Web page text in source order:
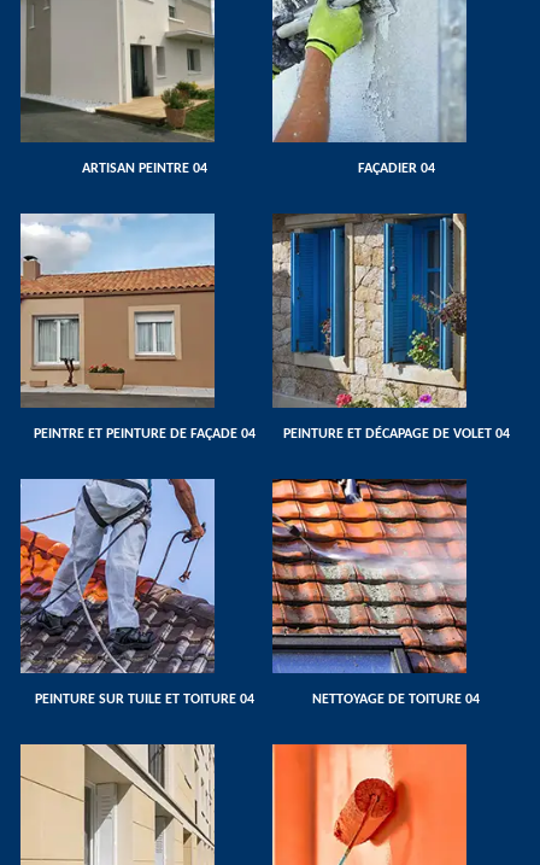
ARTISAN PEINTRE 04 FAÇADIER 04
PEINTRE ET PEINTURE DE FAÇADE 04 PEINTURE ET DÉCAPAGE DE VOLET 04
PEINTURE SUR TUILE ET TOITURE 04 NETTOYAGE DE TOITURE 04